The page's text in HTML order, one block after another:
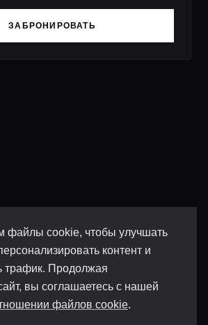
файлы cookie, чтобы улучшать
контент и
трафик. Продолжая
вы соглашаетесь с нашей
файлов cookie.
ЗАБРОНИРОВАТЬ